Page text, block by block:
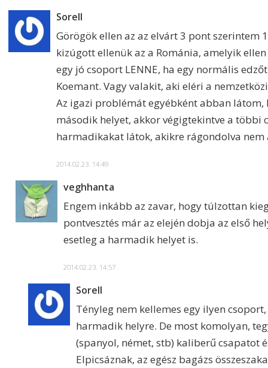
Sorell
Görögök ellen az az elvárt 3 pont szerintem
kizúgott ellenük az a Románia, amelyik
egy jó csoport LENNE, ha egy normális
Koemant. Vagy valakit, aki eléri a
Az igazi problémát egyébként abban
második helyet, akkor végigtekintve a
harmadikakat látok, akikre rágondolva
2014.02.23. 14:49
veghhanta
Engem inkább az zavar, hogy túlzottan
pontvesztés már az elején dobja az első
esetleg a harmadik helyet is.
2014.02.23. 14:57
Sorell
Tényleg nem kellemes egy ilyen
harmadik helyre. De most komolyan,
(spanyol, német, stb) kaliberű csapatot
Elpicsáznak, az egész bagázs